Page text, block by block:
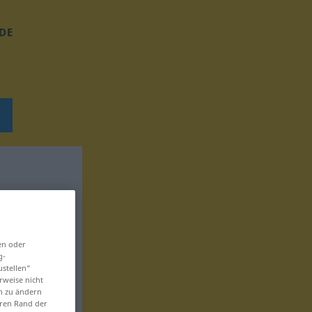
DE
oder
nicht
zu ändern
Rand der